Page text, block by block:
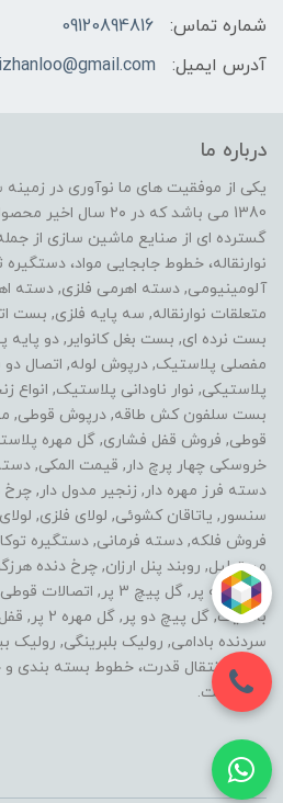
شماره تماس:
09120894816
آدرس ایمیل:
درباره ما
یکی از موفقیت های ما نوآوری در زمینه
1380 می باشد که در
گسترده ای از صنایع ماشین سازی از جمله
نوارنقاله، خطوط جابجایی مواد،
آلومینیومی, دسته اهرمی فلزی, دسته
متعلقات نوارنقاله, سه پایه فلزی,
بست نرده ای, بست بغل کانوایر, دو پایه
مفصلی پلاستیک, درپوش لوله, اتصال دو
پلاستیکی, نوار ناودانی پلاستیک,
بست سلفون کش طاقه, درپوش قوطی,
قوطی, فروش قفل فشاری, گل مهره
خروسکی چهار پرچ دار, قیمت المکی,
دسته فرز مهره دار, زنجیر مدول دار,
سنسور, یاتاقان کشوئی, لولای فلزی,
فروش فلکه, دسته فرمانی, دستگیره
مستطیل, روبند پنل ارزان, چرخ دنده
مهره سه پر, گل پیچ 3 پر,
باکالیت, گل
سردنده بادامی, رولیک بلبرینگی, رولیک
خطوط انتقال قدرت، خطوط بسته بندی و
شده است.